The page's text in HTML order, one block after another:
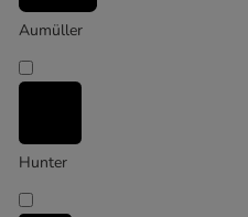
Aumüller
Hunter